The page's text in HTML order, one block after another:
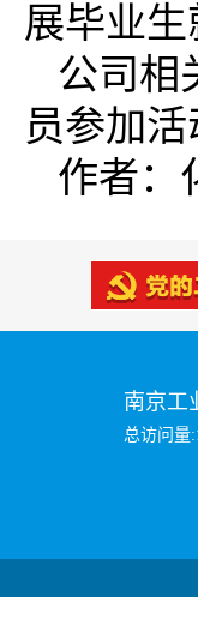
展毕业
公司相
员参加活
作者：
南京工
总访问量: